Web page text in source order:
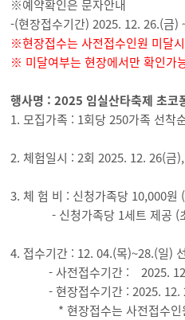
※예약확인은 문자안내
-(현장접수기간) 2025. 12. 26.(금)
※현장접수는 사전접수인원 미달
※ 미달여부는 현장에서만 확인가
행사명 : 2025 임실산타축제 초코
1. 모집가족 : 1회당 250가족 선착
2. 체험일시 : 2회 2025. 12. 26(금
3. 체 험 비 : 신청가족당 10,000원
- 신청가족당 1세트 제공 (초
4. 접수기간 : 12. 04.(목)~28.(일)
- 사전접수기간 : 2025. 12.
- 현장접수기간 : 2025.
* 현장접수는 사전접수인원